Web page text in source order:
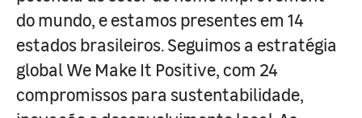
do mundo, e estamos presentes em 14
estados brasileiros. Seguimos a estratégia
global We Make It Positive, com 24
compromissos para sustentabilidade,